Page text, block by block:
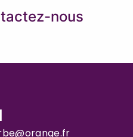
nous